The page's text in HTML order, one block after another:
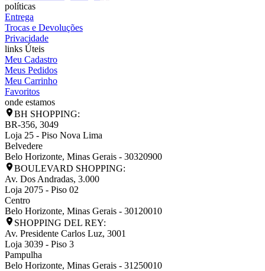
políticas
Entrega
Trocas e Devoluções
Privacidade
links Úteis
Meu Cadastro
Meus Pedidos
Meu Carrinho
Favoritos
onde estamos
BH SHOPPING:
BR-356, 3049
Loja 25 - Piso Nova Lima
Belvedere
Belo Horizonte, Minas Gerais - 30320900
BOULEVARD SHOPPING:
Av. Dos Andradas, 3.000
Loja 2075 - Piso 02
Centro
Belo Horizonte, Minas Gerais - 30120010
SHOPPING DEL REY:
Av. Presidente Carlos Luz, 3001
Loja 3039 - Piso 3
Pampulha
Belo Horizonte, Minas Gerais - 31250010